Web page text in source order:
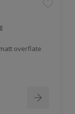
overflate